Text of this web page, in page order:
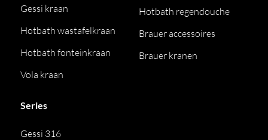
Gessi kraan
Hotbath wastafelkraan
Hotbath fonteinkraan
Vola kraan
Hotbath regendouche
Brauer accessoires
Brauer kranen
Series
Gessi 316